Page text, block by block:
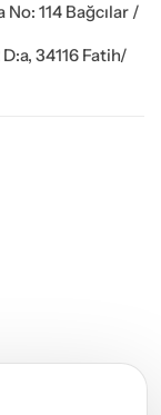
No: 114 Bağcılar /
34116 Fatih/